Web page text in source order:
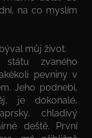
na co myslím
můj život.
státu zvaného
pevniny v
Jeho podnebí,
je dokonalé,
chladivý
deště. První